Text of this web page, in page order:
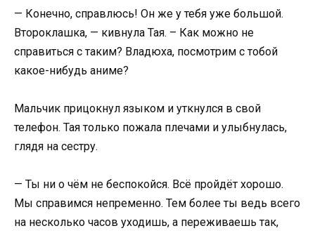
— Конечно, справлюсь! Он же у тебя уже большой.
Второклашка, — кивнула Тая. – Как можно не
справиться с таким? Владюха, посмотрим с тобой
какое-нибудь аниме?
Мальчик прицокнул языком и уткнулся в свой
телефон. Тая только пожала плечами и улыбнулась,
глядя на сестру.
— Ты ни о чём не беспокойся. Всё пройдёт хорошо.
Мы справимся непременно. Тем более ты ведь всего
на несколько часов уходишь, а переживаешь так,